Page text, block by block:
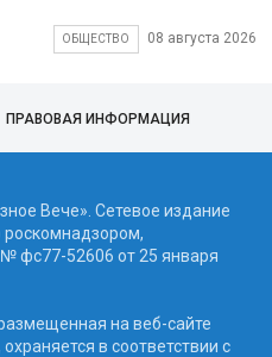
ОБЩЕСТВО 08 августа 2026
ПРАВОВАЯ ИНФОРМАЦИЯ
Вече». Сетевое издание
роскомнадзором,
фc77-52606 от 25 января
на веб-сайте
в соответствии с